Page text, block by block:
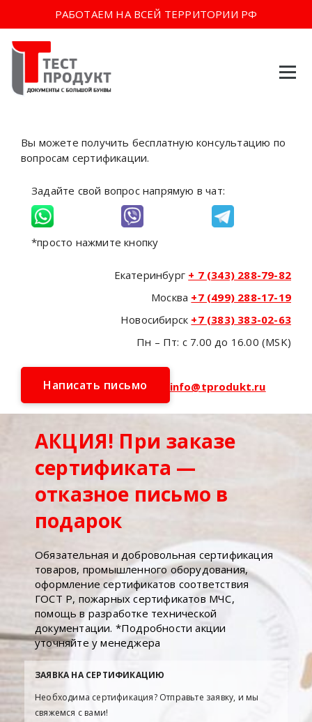
РАБОТАЕМ НА ВСЕЙ ТЕРРИТОРИИ РФ
содержимому
Вы можете получить бесплатную консультацию по
вопросам сертификации.
Задайте свой вопрос напрямую в чат:
*просто нажмите кнопку
Екатеринбург + 7 (343) 288-79-82
Москва +7 (499) 288-17-19
Новосибирск +7 (383) 383-02-63
Пн – Пт: с 7.00 до 16.00 (MSK)
Написать письмо info@tprodukt.ru
АКЦИЯ! При заказе
сертификата —
отказное письмо в
подарок
Обязательная и добровольная сертификация
товаров, промышленного оборудования,
оформление сертификатов соответствия
ГОСТ Р, пожарных сертификатов МЧС,
помощь в разработке технической
документации. *Подробности акции
уточняйте у менеджера
ЗАЯВКА НА СЕРТИФИКАЦИЮ
Необходима сертификация? Отправьте заявку, и мы
свяжемся с вами!